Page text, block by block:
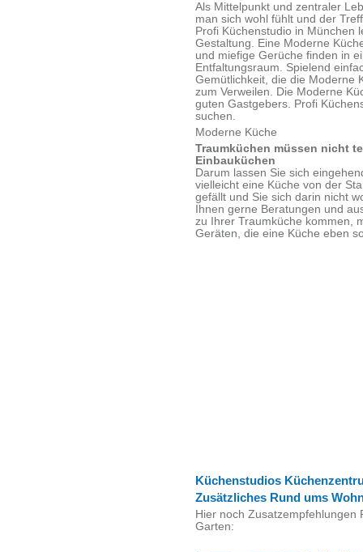
Als Mittelpunkt und zentraler
man sich wohl fühlt und der
Profi Küchenstudio in München
Gestaltung. Eine Moderne
und miefige Gerüche finden in
Entfaltungsraum. Spielend
Gemütlichkeit, die die Moderne
zum Verweilen. Die Moderne
guten Gastgebers. Profi
suchen.
Moderne Küche
Traumküchen müssen nicht
Einbauküchen
Darum lassen Sie sich
vielleicht eine Küche von der
gefällt und Sie sich darin nicht
Ihnen gerne Beratungen und
zu Ihrer Traumküche kommen,
Geräten, die eine Küche eben
Küchenstudios
Zusätzliches Rund ums
Hier noch Zusatzempfehlungen
Garten: